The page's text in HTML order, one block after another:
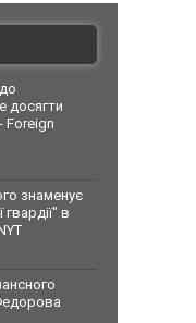
досягти
Foreign
знаменує
гвардії" в